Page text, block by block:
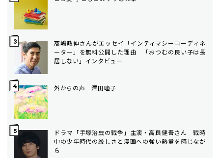
髙嶋政伸さんがエッセイ「インティマシーコーディネ
ーター」を無料公開した理由 「おつむの良い子は長
居しない」インタビュー
外からの声 澤田瞳子
ドラマ「手塚治虫の戦争」主演・高良健吾さん 戦時
中の少年時代の厳しさと漫画への強い熱量を感じなが
ら